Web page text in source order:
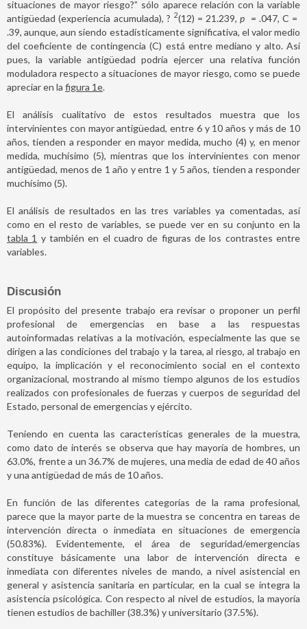
situaciones de mayor riesgo?” sólo aparece relación con la variable
antigüedad (experiencia acumulada), ? 2(12) = 21.239,p = .047, C =
.39, aunque, aun siendo estadísticamente significativa, el valor medio
del coeficiente de contingencia (C) está entre mediano y alto. Así
pues, la variable antigüedad podría ejercer una relativa función
moduladora respecto a situaciones de mayor riesgo, como se puede
apreciar en la figura 1e.
El análisis cualitativo de estos resultados muestra que los
intervinientes con mayor antigüedad, entre 6 y 10 años y más de 10
años, tienden a responder en mayor medida, mucho (4) y, en menor
medida, muchísimo (5), mientras que los intervinientes con menor
antigüedad, menos de 1 año y entre 1 y 5 años, tienden a responder
muchísimo (5).
El análisis de resultados en las tres variables ya comentadas, así
como en el resto de variables, se puede ver en su conjunto en la
tabla 1 y también en el cuadro de figuras de los contrastes entre
variables.
Discusión
El propósito del presente trabajo era revisar o proponer un perfil
profesional de emergencias en base a las respuestas
autoinformadas relativas a la motivación, especialmente las que se
dirigen a las condiciones del trabajo y la tarea, al riesgo, al trabajo en
equipo, la implicación y el reconocimiento social en el contexto
organizacional, mostrando al mismo tiempo algunos de los estudios
realizados con profesionales de fuerzas y cuerpos de seguridad del
Estado, personal de emergencias y ejército.
Teniendo en cuenta las características generales de la muestra,
como dato de interés se observa que hay mayoría de hombres, un
63.0%, frente a un 36.7% de mujeres, una media de edad de 40 años
y una antigüedad de más de 10 años.
En función de las diferentes categorías de la rama profesional,
parece que la mayor parte de la muestra se concentra en tareas de
intervención directa o inmediata en situaciones de emergencia
(50.83%). Evidentemente, el área de seguridad/emergencias
constituye básicamente una labor de intervención directa e
inmediata con diferentes niveles de mando, a nivel asistencial en
general y asistencia sanitaria en particular, en la cual se integra la
asistencia psicológica. Con respecto al nivel de estudios, la mayoría
tienen estudios de bachiller (38.3%) y universitario (37.5%).